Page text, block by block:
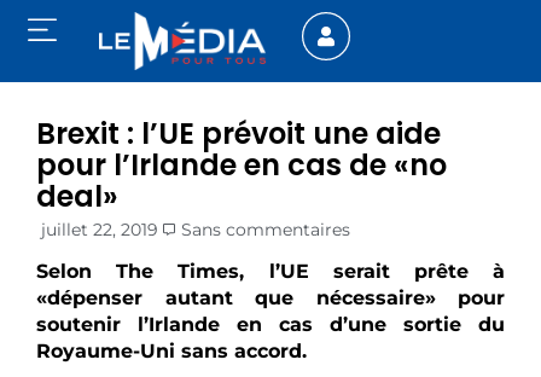
Brexit : l’UE prévoit une aide
pour l’Irlande en cas de «no
deal»
juillet 22, 2019 Sans commentaires
Selon The Times, l’UE serait prête à
«dépenser autant que nécessaire» pour
soutenir l’Irlande en cas d’une sortie du
Royaume-Uni sans accord.